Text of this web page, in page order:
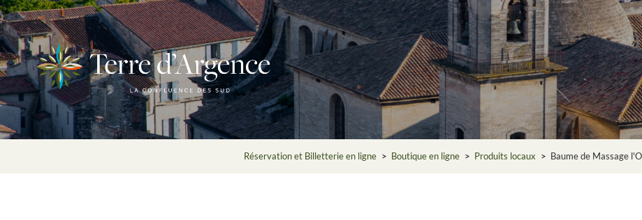
Réservation et Billetterie en ligne > Boutique en ligne > Produits locaux > Baume de Massage